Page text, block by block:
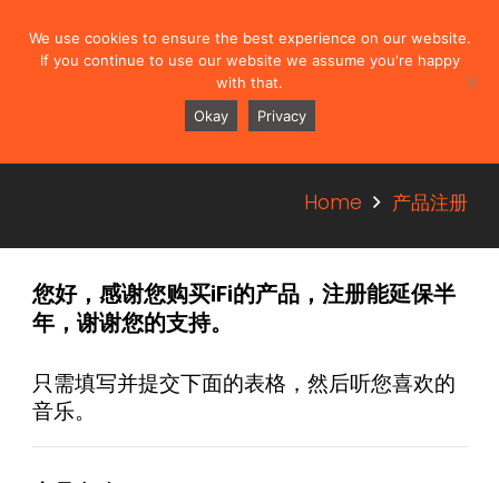
Home 产品注册
您好，感谢您购买iFi的产品，注册能延保半
年，谢谢您的支持。
只需填写并提交下面的表格，然后听您喜欢的
音乐。
We use cookies to ensure the best experience on our website.
If you continue to use our website we assume you're happy
with that.
Okay
Privacy